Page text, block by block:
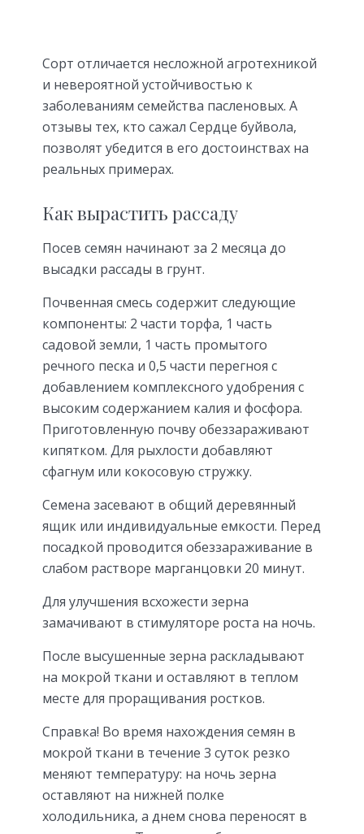
Сорт отличается несложной агротехникой
и невероятной устойчивостью к
заболеваниям семейства пасленовых. А
отзывы тех, кто сажал Сердце буйвола,
позволят убедится в его достоинствах на
реальных примерах.
Как вырастить рассаду
Посев семян начинают за 2 месяца до
высадки рассады в грунт.
Почвенная смесь содержит следующие
компоненты: 2 части торфа, 1 часть
садовой земли, 1 часть промытого
речного песка и 0,5 части перегноя с
добавлением комплексного удобрения с
высоким содержанием калия и фосфора.
Приготовленную почву обеззараживают
кипятком. Для рыхлости добавляют
сфагнум или кокосовую стружку.
Семена засевают в общий деревянный
ящик или индивидуальные емкости. Перед
посадкой проводится обеззараживание в
слабом растворе марганцовки 20 минут.
Для улучшения всхожести зерна
замачивают в стимуляторе роста на ночь.
После высушенные зерна раскладывают
на мокрой ткани и оставляют в теплом
месте для проращивания ростков.
Справка! Во время нахождения семян в
мокрой ткани в течение 3 суток резко
меняют температуру: на ночь зерна
оставляют на нижней полке
холодильника, а днем снова переносят в